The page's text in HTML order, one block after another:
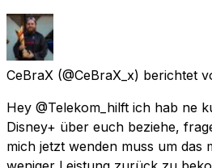
CeBraX (@CeBraX_x) berichtet
Hey @Telekom_hilft ich hab ne
Disney+ über euch beziehe,
mich jetzt wenden muss um das